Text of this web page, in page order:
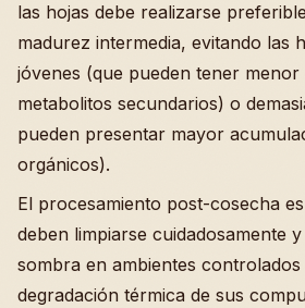
las hojas debe realizarse
madurez intermedia, evitando las
jóvenes (que pueden tener
metabolitos secundarios) o
pueden presentar mayor
orgánicos).
El procesamiento post-cosecha
deben limpiarse cuidadosamente
sombra en ambientes
degradación térmica de sus